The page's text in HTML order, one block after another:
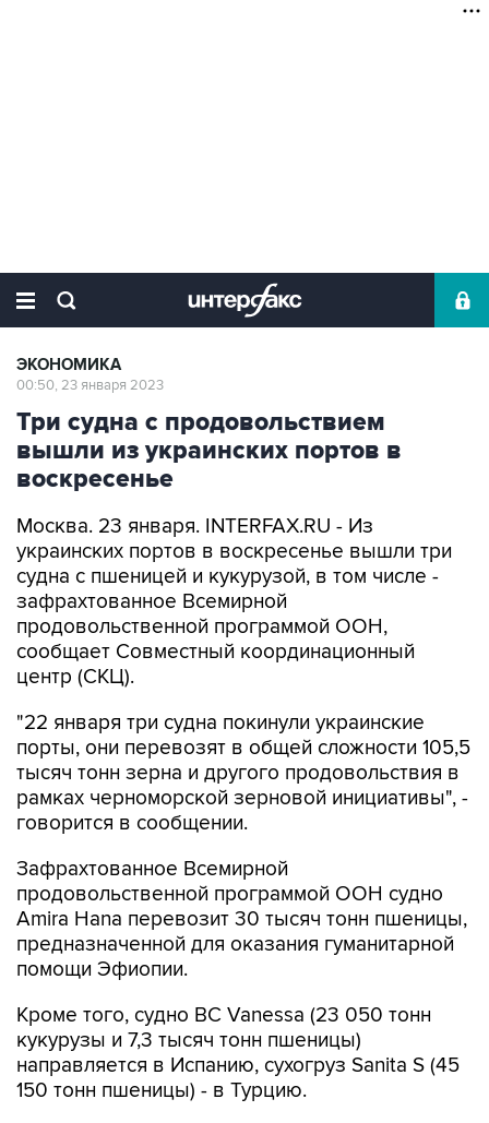
ЭКОНОМИКА
00:50, 23 января 2023
Три судна с продовольствием
вышли из украинских портов в
воскресенье
Москва. 23 января. INTERFAX.RU - Из
украинских портов в воскресенье вышли три
судна с пшеницей и кукурузой, в том числе -
зафрахтованное Всемирной
продовольственной программой ООН,
сообщает Совместный координационный
центр (СКЦ).
"22 января три судна покинули украинские
порты, они перевозят в общей сложности 105,5
тысяч тонн зерна и другого продовольствия в
рамках черноморской зерновой инициативы", -
говорится в сообщении.
Зафрахтованное Всемирной
продовольственной программой ООН судно
Amira Hana перевозит 30 тысяч тонн пшеницы,
предназначенной для оказания гуманитарной
помощи Эфиопии.
Кроме того, судно BC Vanessa (23 050 тонн
кукурузы и 7,3 тысяч тонн пшеницы)
направляется в Испанию, сухогруз Sanita S (45
150 тонн пшеницы) - в Турцию.